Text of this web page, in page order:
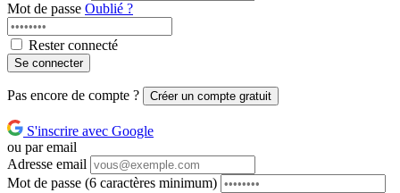
Mot de passe Oublié ?
Rester connecté
Se connecter
Pas encore de compte ? Créer un compte gratuit
S'inscrire avec Google
ou par email
Adresse email
Mot de passe (6 caractères minimum)